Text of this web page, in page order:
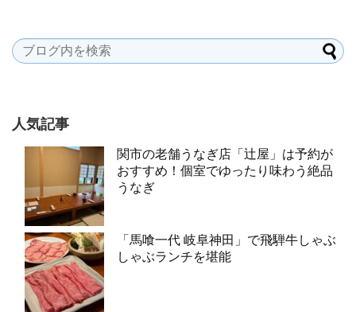
人気記事
関市の老舗うなぎ店「辻屋」は予約が
おすすめ！個室でゆったり味わう絶品
うなぎ
「馬喰一代 岐阜神田」で飛騨牛しゃぶ
しゃぶランチを堪能